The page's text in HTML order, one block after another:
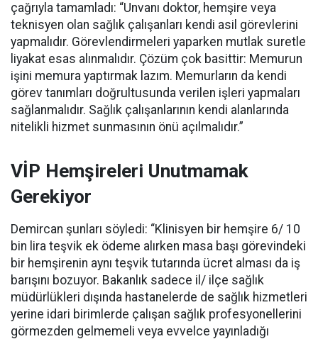
çağrıyla tamamladı: “Unvanı doktor, hemşire veya
teknisyen olan sağlık çalışanları kendi asil görevlerini
yapmalıdır. Görevlendirmeleri yaparken mutlak suretle
liyakat esas alınmalıdır. Çözüm çok basittir: Memurun
işini memura yaptırmak lazım. Memurların da kendi
görev tanımları doğrultusunda verilen işleri yapmaları
sağlanmalıdır. Sağlık çalışanlarının kendi alanlarında
nitelikli hizmet sunmasının önü açılmalıdır.”
VİP Hemşireleri Unutmamak
Gerekiyor
Demircan şunları söyledi: “Klinisyen bir hemşire 6/ 10
bin lira teşvik ek ödeme alırken masa başı görevindeki
bir hemşirenin aynı teşvik tutarında ücret alması da iş
barışını bozuyor. Bakanlık sadece il/ ilçe sağlık
müdürlükleri dışında hastanelerde de sağlık hizmetleri
yerine idari birimlerde çalışan sağlık profesyonellerini
görmezden gelmemeli veya evvelce yayınladığı